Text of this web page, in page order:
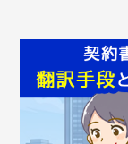
WEBサイト翻訳
セミナー
吹き替え